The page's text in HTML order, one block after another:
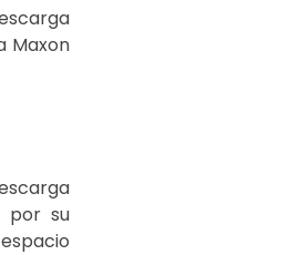
Maxon
por su